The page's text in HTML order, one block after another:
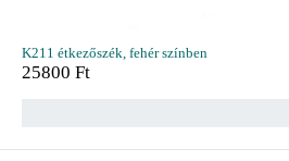
K211 étkezőszék, fehér színben
25800 Ft